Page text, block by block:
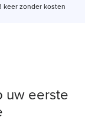
keer zonder kosten
uw eerste